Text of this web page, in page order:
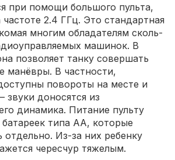
при помощи большого пульта,
2.4 ГГц. Это стандартная
многим обладателям сколь-
машинок. В
позволяет танку совершать
манёвры. В частности,
повороты на месте и
звуки доносятся из
динамика. Питание пульту
типа AA, которые
отдельно. Из-за них ребенку
чересчур тяжелым.